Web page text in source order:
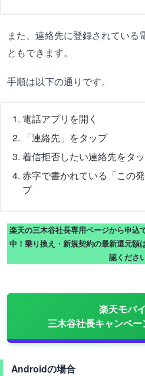
また、連絡先に登録されている
ともできます。
手順は以下の通りです。
電話アプリを開く
「連絡先」をタップ
着信拒否したい連絡先をタ
赤字で書かれている「この
プ
楽天の三木谷社長専用ページから申込
中！乗り換え・新規契約の最新還元額
認くださ
楽天モバ
三木谷社長キャンペー
Androidの場合